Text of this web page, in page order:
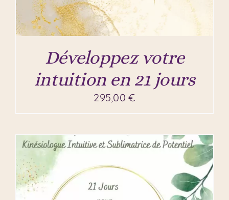
Développez votre
intuition en 21 jours
295,00€